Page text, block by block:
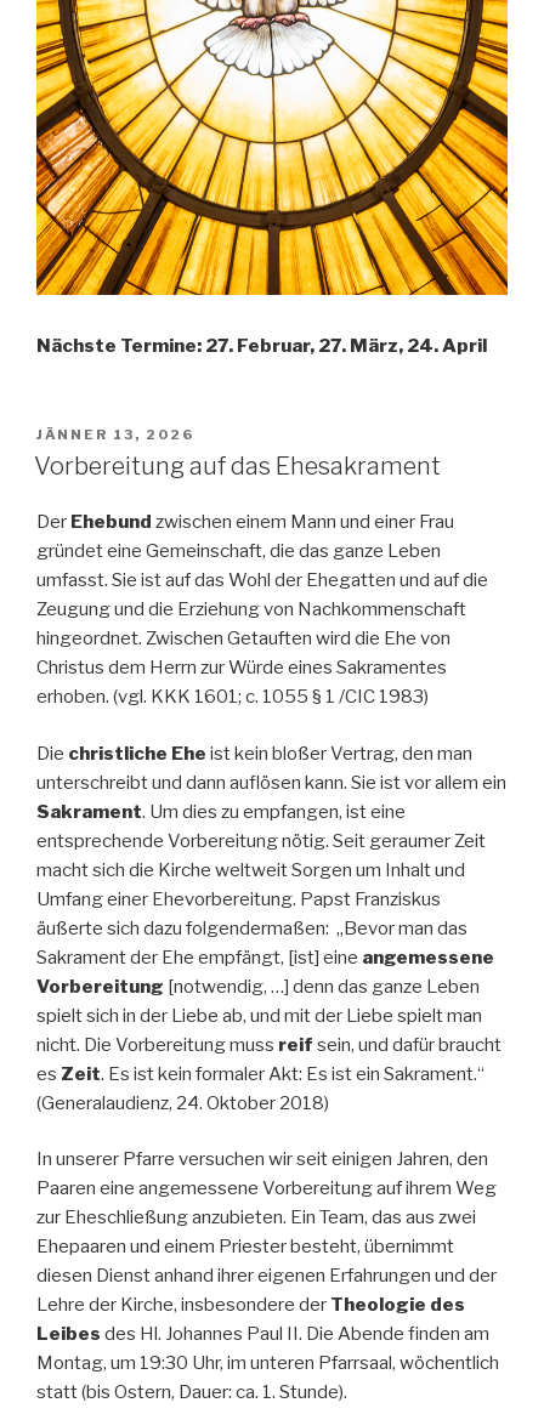
Nächste Termine: 27. Februar, 27. März, 24. April
POSTED
ON
JÄNNER 13, 2026
Vorbereitung auf das Ehesakrament
Der Ehebund zwischen einem Mann und einer Frau
gründet eine Gemeinschaft, die das ganze Leben
umfasst. Sie ist auf das Wohl der Ehegatten und auf die
Zeugung und die Erziehung von Nachkommenschaft
hingeordnet. Zwischen Getauften wird die Ehe von
Christus dem Herrn zur Würde eines Sakramentes
erhoben. (vgl. KKK 1601; c. 1055 § 1 /CIC 1983)
Die christliche Ehe ist kein bloßer Vertrag, den man
unterschreibt und dann auflösen kann. Sie ist vor allem ein
Sakrament. Um dies zu empfangen, ist eine
entsprechende Vorbereitung nötig. Seit geraumer Zeit
macht sich die Kirche weltweit Sorgen um Inhalt und
Umfang einer Ehevorbereitung. Papst Franziskus
äußerte sich dazu folgendermaßen: „Bevor man das
Sakrament der Ehe empfängt, [ist] eine angemessene
Vorbereitung [notwendig, …] denn das ganze Leben
spielt sich in der Liebe ab, und mit der Liebe spielt man
nicht. Die Vorbereitung muss reif sein, und dafür braucht
es Zeit. Es ist kein formaler Akt: Es ist ein Sakrament.“
(Generalaudienz, 24. Oktober 2018)
In unserer Pfarre versuchen wir seit einigen Jahren, den
Paaren eine angemessene Vorbereitung auf ihrem Weg
zur Eheschließung anzubieten. Ein Team, das aus zwei
Ehepaaren und einem Priester besteht, übernimmt
diesen Dienst anhand ihrer eigenen Erfahrungen und der
Lehre der Kirche, insbesondere der Theologie des
Leibes des Hl. Johannes Paul II. Die Abende finden am
Montag, um 19:30 Uhr, im unteren Pfarrsaal, wöchentlich
statt (bis Ostern, Dauer: ca. 1. Stunde).